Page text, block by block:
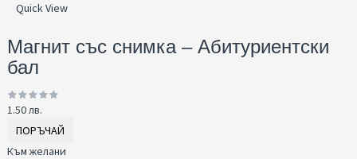
Quick View
Магнит със снимка – Абитуриентски
бал
1.50 лв.
ПОРЪЧАЙ
Към желани